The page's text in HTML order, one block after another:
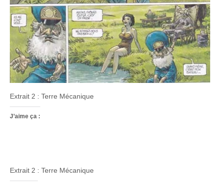
Extrait 2 : Terre Mécanique
J’aime ça :
Extrait 2 : Terre Mécanique